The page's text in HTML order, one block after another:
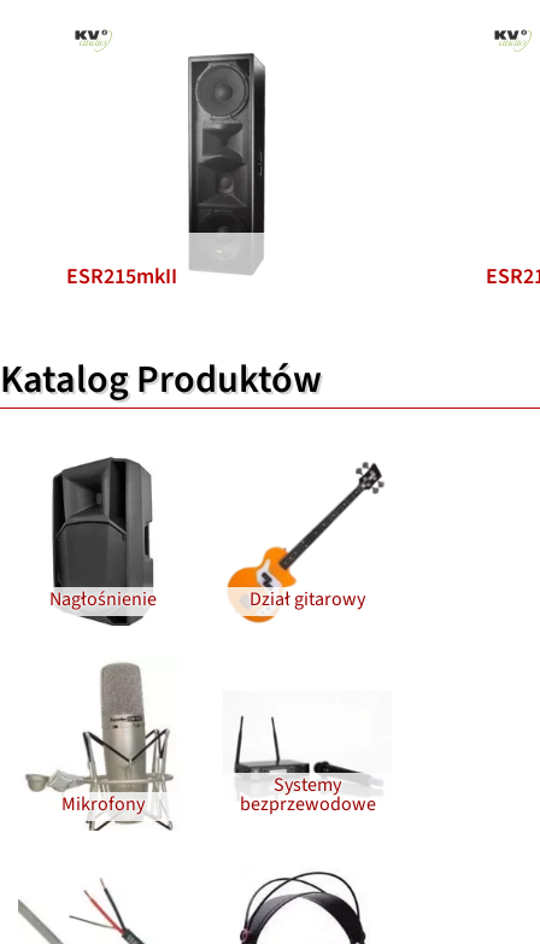
ESR215mkII
Katalog Produktów
Nagłośnienie Dział gitarowy
Mikrofony
Systemy
bezprzewodowe